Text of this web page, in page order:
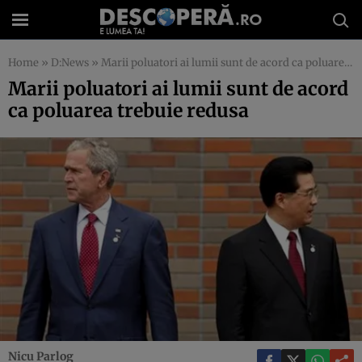
Home » D:News » Marii poluatori ai lumii sunt de acord ca poluarea trebuie redusa
Marii poluatori ai lumii sunt de acord
ca poluarea trebuie redusa
Nicu Parlog